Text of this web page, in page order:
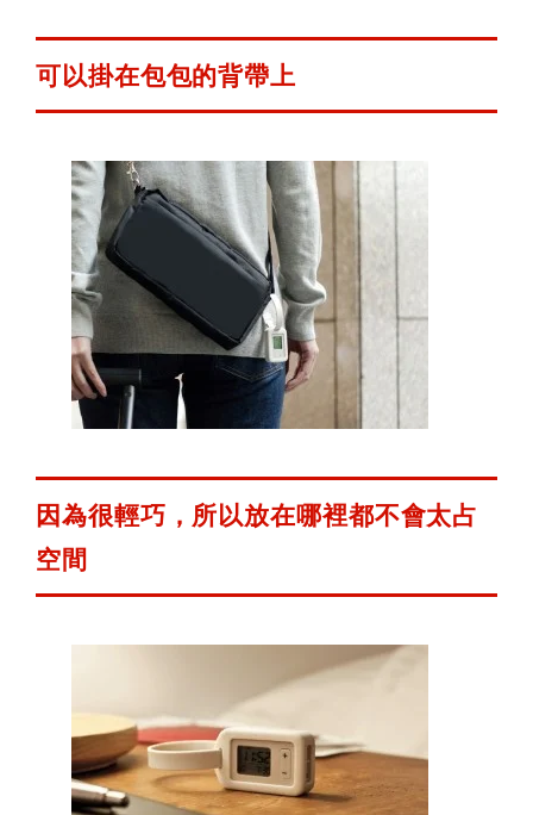
可以掛在包包的背帶上
因為很輕巧，所以放在哪裡都不會太占
空間